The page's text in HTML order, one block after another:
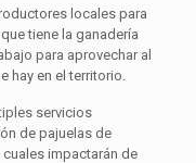
locales para
tiene la ganadería
para aprovechar al
hay en el territorio.
servicios
de pajuelas de
impactarán de